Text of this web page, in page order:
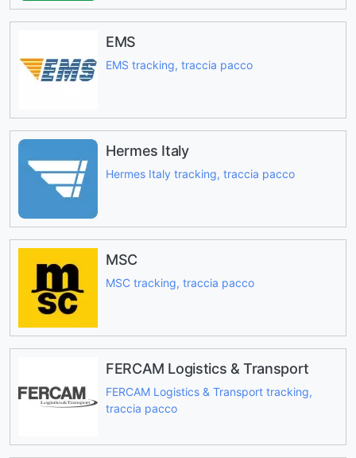
EMS
EMS tracking, traccia pacco
Hermes Italy
Hermes Italy tracking, traccia pacco
MSC
MSC tracking, traccia pacco
FERCAM Logistics & Transport
FERCAM Logistics & Transport tracking,
traccia pacco